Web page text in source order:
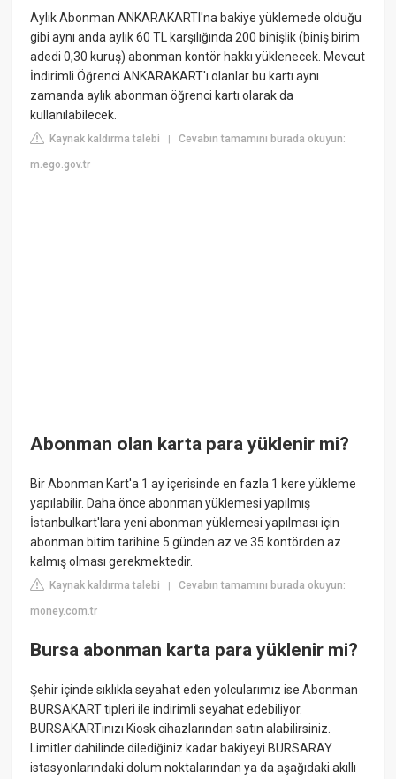
Aylık Abonman ANKARAKARTI'na bakiye yüklemede olduğu
gibi aynı anda aylık 60 TL karşılığında 200 binişlik (biniş birim
adedi 0,30 kuruş) abonman kontör hakkı yüklenecek. Mevcut
İndirimli Öğrenci ANKARAKART'ı olanlar bu kartı aynı
zamanda aylık abonman öğrenci kartı olarak da
kullanılabilecek.
Kaynak kaldırma talebi |Cevabın tamamını burada okuyun:
m.ego.gov.tr
Abonman olan karta para yüklenir mi?
Bir Abonman Kart'a 1 ay içerisinde en fazla 1 kere yükleme
yapılabilir. Daha önce abonman yüklemesi yapılmış
İstanbulkart'lara yeni abonman yüklemesi yapılması için
abonman bitim tarihine 5 günden az ve 35 kontörden az
kalmış olması gerekmektedir.
Kaynak kaldırma talebi |Cevabın tamamını burada okuyun:
money.com.tr
Bursa abonman karta para yüklenir mi?
Şehir içinde sıklıkla seyahat eden yolcularımız ise Abonman
BURSAKART tipleri ile indirimli seyahat edebiliyor.
BURSAKARTınızı Kiosk cihazlarından satın alabilirsiniz.
Limitler dahilinde dilediğiniz kadar bakiyeyi BURSARAY
istasyonlarındaki dolum noktalarından ya da aşağıdaki akıllı